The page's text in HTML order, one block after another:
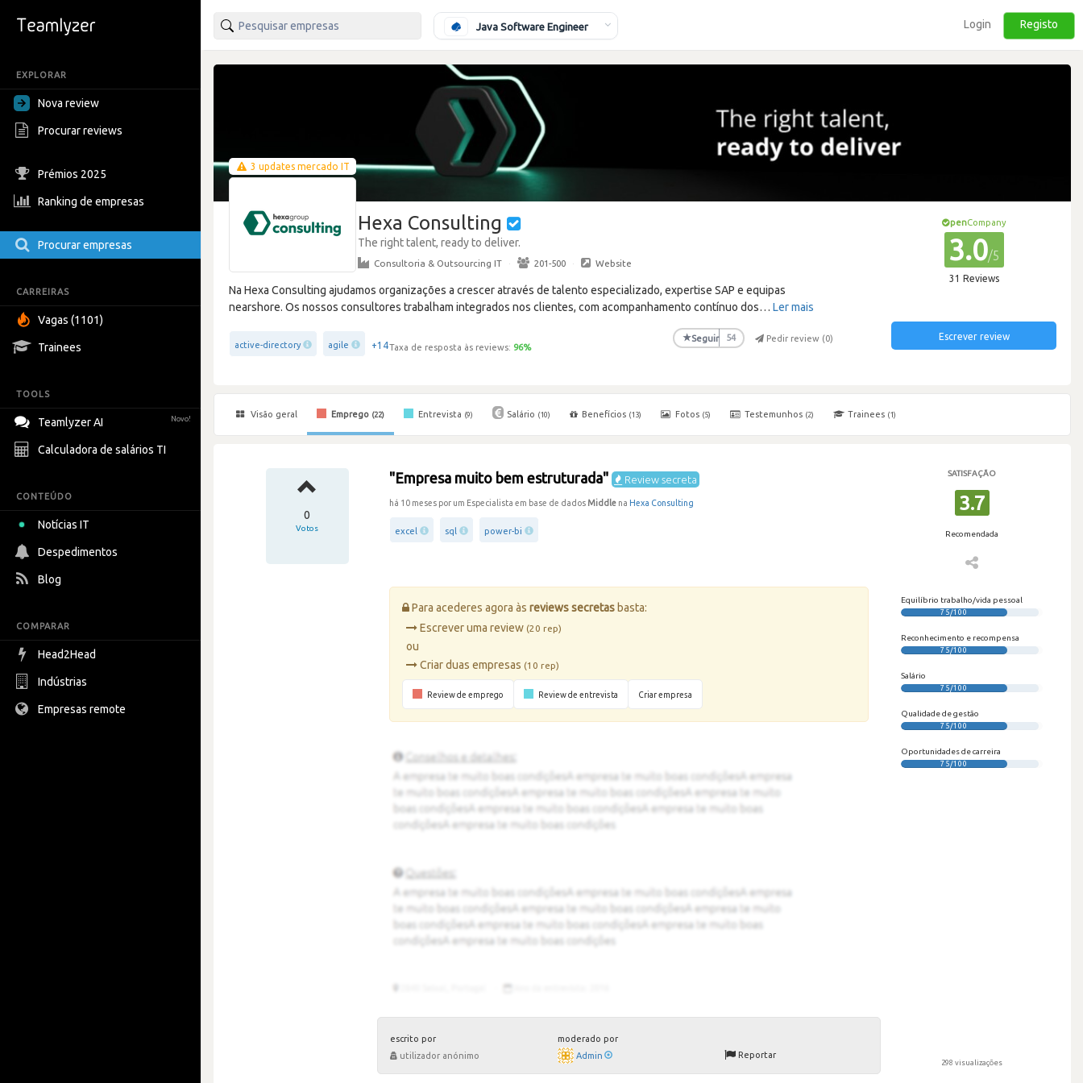
EXPLORAR
Nova review
Procurar reviews
Prémios 2025
Ranking de empresas
Procurar empresas
CARREIRAS
Vagas (1101)
Trainees
TOOLS
Teamlyzer AI Novo!
Calculadora de salários TI
CONTEÚDO
Notícias IT
Despedimentos
Blog
COMPARAR
Head2Head
Indústrias
Empresas remote
Java Software Engineer Login Registo
3 updates mercado IT
Hexa Consulting
The right talent, ready to deliver.
Consultoria & Outsourcing IT · 201-500 · Website
Na Hexa Consulting ajudamos organizações a crescer através de talento especializado, expertise SAP e equipas
nearshore. Os nossos consultores trabalham integrados nos clientes, com acompanhamento contínuo dos… Ler mais
active-directory agile +14Taxa de resposta às reviews: 96%
★Seguir 54 Pedir review (0)
penCompany
3.0/5
31 Reviews
Escrever review
Visão geral Emprego (22) Entrevista (9) Salário (10) Benefícios (13) Fotos (5) Testemunhos (2) Trainees (1)
0
Votos
"Empresa muito bem estruturada" Review secreta
há 10 meses por um Especialista em base de dados Middle na Hexa Consulting
excel sql power-bi
SATISFAÇÃO
3.7
Recomendada
Para acederes agora àsreviews secretas basta:
Escrever uma review(20 rep)
ou
Criar duas empresas(10 rep)
Review de emprego Review de entrevista Criar empresa
Equilíbrio trabalho/vida pessoal
75/100
Reconhecimento e recompensa
75/100
Salário
75/100
Qualidade de gestão
75/100
Oportunidades de carreira
75/100
escrito por
utilizador anónimo
moderado por
Admin
Reportar
298 visualizações